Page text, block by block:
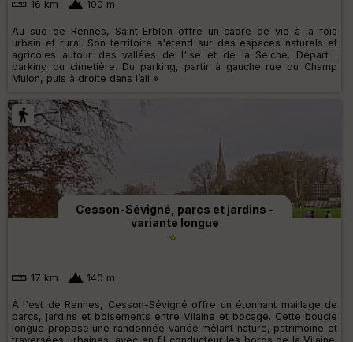
16 km 100 m
Au sud de Rennes, Saint-Erblon offre un cadre de vie à la fois
urbain et rural. Son territoire s'étend sur des espaces naturels et
agricoles autour des vallées de l'Ise et de la Seiche. Départ :
parking du cimetière. Du parking, partir à gauche rue du Champ
Mulon, puis à droite dans l’all »
Cesson-Sévigné, parcs et jardins -
variante longue
17 km 140 m
À l'est de Rennes, Cesson-Sévigné offre un étonnant maillage de
parcs, jardins et boisements entre Vilaine et bocage. Cette boucle
longue propose une randonnée variée mêlant nature, patrimoine et